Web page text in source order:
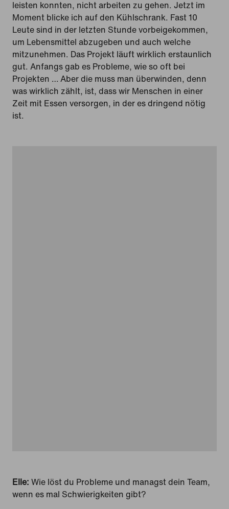
leisten konnten, nicht arbeiten zu gehen. Jetzt im
Moment blicke ich auf den Kühlschrank. Fast 10
Leute sind in der letzten Stunde vorbeigekommen,
um Lebensmittel abzugeben und auch welche
mitzunehmen. Das Projekt läuft wirklich erstaunlich
gut. Anfangs gab es Probleme, wie so oft bei
Projekten … Aber die muss man überwinden, denn
was wirklich zählt, ist, dass wir Menschen in einer
Zeit mit Essen versorgen, in der es dringend nötig
ist.
Elle: Wie löst du Probleme und managst dein Team,
wenn es mal Schwierigkeiten gibt?